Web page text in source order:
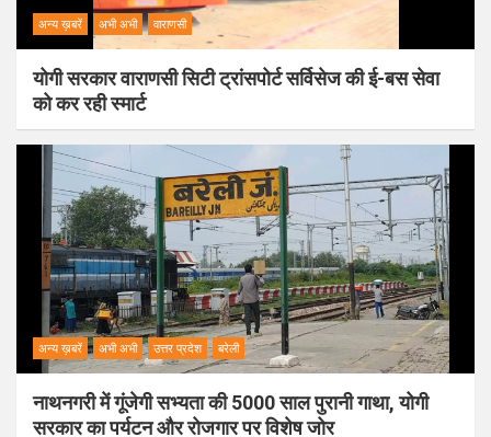
अन्य ख़बरें अभी अभी वाराणसी
योगी सरकार वाराणसी सिटी ट्रांसपोर्ट सर्विसेज की ई-बस सेवा
को कर रही स्मार्ट
अन्य ख़बरें अभी अभी उत्तर प्रदेश बरेली
नाथनगरी में गूंजेगी सभ्यता की 5000 साल पुरानी गाथा, योगी
सरकार का पर्यटन और रोजगार पर विशेष जोर